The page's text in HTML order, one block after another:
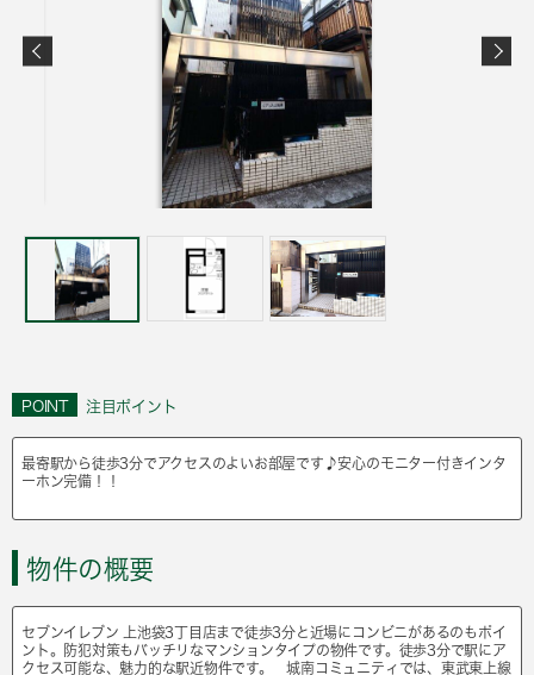
POINT 注目ポイント
最寄駅から徒歩3分でアクセスのよいお部屋です♪安心のモニター付きインタ
ーホン完備！！
物件の概要
セブンイレブン 上池袋3丁目店まで徒歩3分と近場にコンビニがあるのもポイ
ント。防犯対策もバッチリなマンションタイプの物件です。徒歩3分で駅にア
クセス可能な、魅力的な駅近物件です。 城南コミュニティでは、東武東上線